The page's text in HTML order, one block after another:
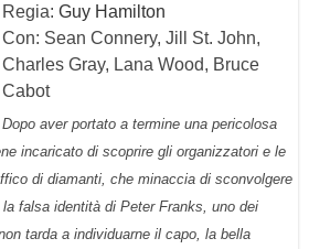
Regia: Guy Hamilton
Con: Sean Connery, Jill St. John,
Charles Gray, Lana Wood, Bruce
Cabot
Dopo aver portato a termine una pericolosa
incaricato di scoprire gli organizzatori e le
di diamanti, che minaccia di sconvolgere
falsa identità di Peter Franks, uno dei
tarda a individuarne il capo, la bella